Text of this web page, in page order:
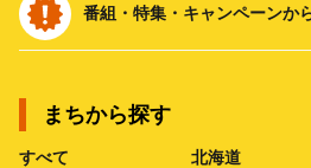
番組・特集・キャンペーンか
まちから探す
すべて 北海道